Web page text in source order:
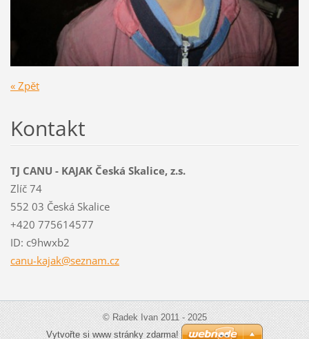
« Zpět
Kontakt
TJ CANU - KAJAK Česká Skalice, z.s.
Zlíč 74
552 03 Česká Skalice
+420 775614577
ID: c9hwxb2
canu-kajak@seznam.cz
© Radek Ivan 2011 - 2025
Vytvořte si www stránky zdarma!